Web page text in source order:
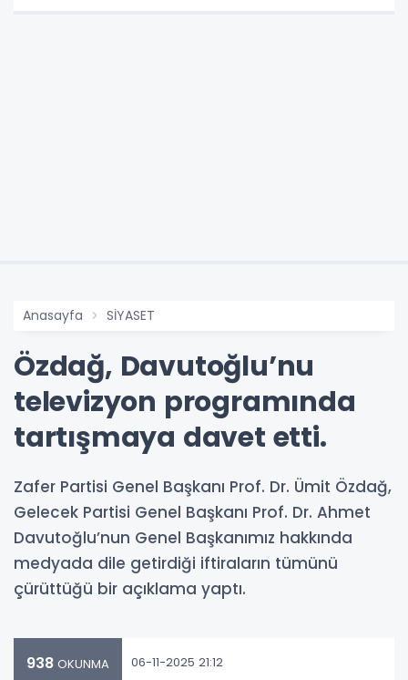
Anasayfa SİYASET
Özdağ, Davutoğlu’nu
televizyon programında
tartışmaya davet etti.
Zafer Partisi Genel Başkanı Prof. Dr. Ümit Özdağ,
Gelecek Partisi Genel Başkanı Prof. Dr. Ahmet
Davutoğlu’nun Genel Başkanımız hakkında
medyada dile getirdiği iftiraların tümünü
çürüttüğü bir açıklama yaptı.
938 OKUNMA 06-11-2025 21:12